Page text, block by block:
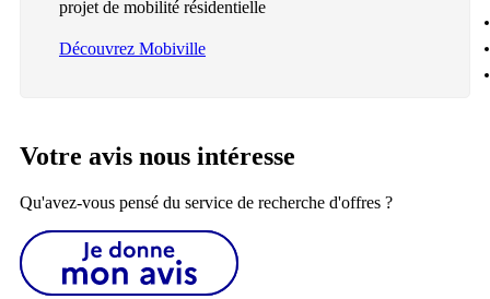
projet de mobilité résidentielle
Découvrez Mobiville
Votre avis nous intéresse
Qu'avez-vous pensé du service de recherche d'offres ?